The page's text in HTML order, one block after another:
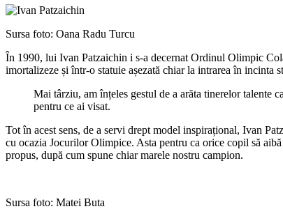
Sursa foto: Oana Radu Turcu
În 1990, lui Ivan Patzaichin i s-a decernat Ordinul Olimpic
imortalizeze și într-o statuie așezată chiar la intrarea în
Mai târziu, am înțeles gestul de a arăta tinerelor talente
pentru ce ai visat.
Tot în acest sens, de a servi drept model inspirațional, Ivan
cu ocazia Jocurilor Olimpice. Asta pentru ca orice copil să
propus, după cum spune chiar marele nostru campion.
Sursa foto: Matei Buta